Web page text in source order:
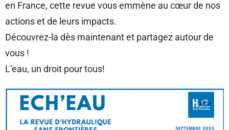
en France, cette revue vous emmène au cœur de nos
actions et de leurs impacts.
Découvrez-la dès maintenant et partagez autour de
vous !
L’eau, un droit pour tous!